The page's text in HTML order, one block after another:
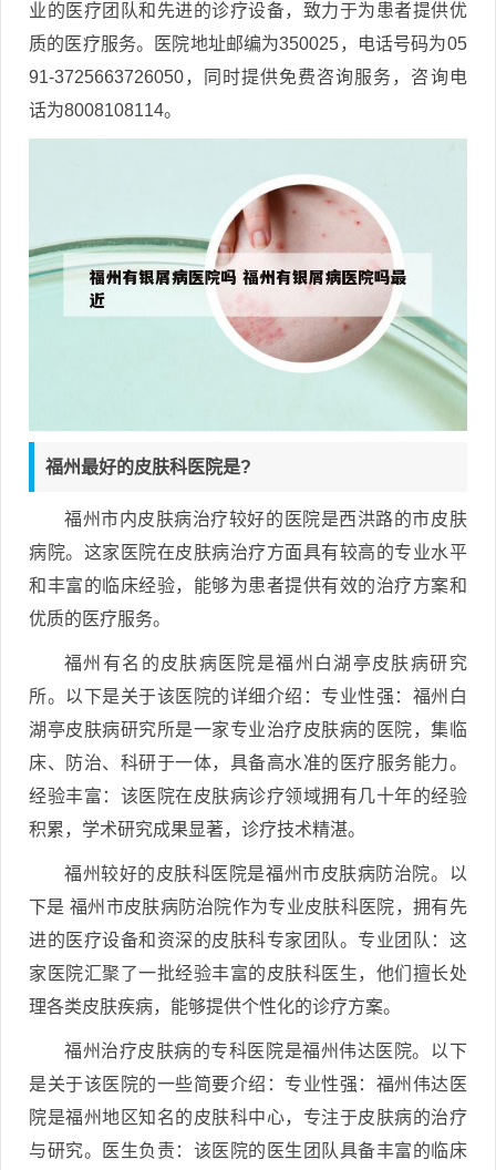
业的医疗团队和先进的诊疗设备，致力于为患者提供优
质的医疗服务。医院地址邮编为350025，电话号码为05
91-3725663726050，同时提供免费咨询服务，咨询电
话为8008108114。
福州最好的皮肤科医院是?
福州市内皮肤病治疗较好的医院是西洪路的市皮肤
病院。这家医院在皮肤病治疗方面具有较高的专业水平
和丰富的临床经验，能够为患者提供有效的治疗方案和
优质的医疗服务。
福州有名的皮肤病医院是福州白湖亭皮肤病研究
所。以下是关于该医院的详细介绍：专业性强：福州白
湖亭皮肤病研究所是一家专业治疗皮肤病的医院，集临
床、防治、科研于一体，具备高水准的医疗服务能力。
经验丰富：该医院在皮肤病诊疗领域拥有几十年的经验
积累，学术研究成果显著，诊疗技术精湛。
福州较好的皮肤科医院是福州市皮肤病防治院。以
下是 福州市皮肤病防治院作为专业皮肤科医院，拥有先
进的医疗设备和资深的皮肤科专家团队。专业团队：这
家医院汇聚了一批经验丰富的皮肤科医生，他们擅长处
理各类皮肤疾病，能够提供个性化的诊疗方案。
福州治疗皮肤病的专科医院是福州伟达医院。以下
是关于该医院的一些简要介绍：专业性强：福州伟达医
院是福州地区知名的皮肤科中心，专注于皮肤病的治疗
与研究。医生负责：该医院的医生团队具备丰富的临床